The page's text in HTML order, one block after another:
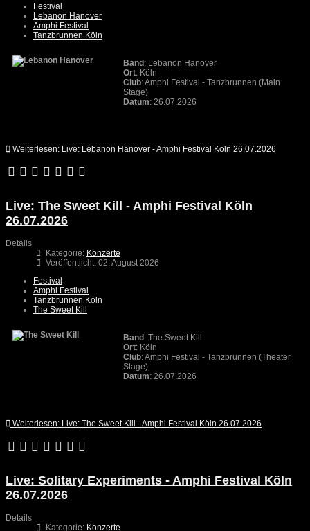
Festival
Lebanon Hanover
Amphi Festival
Tanzbrunnen Köln
Band : Lebanon Hanover
Ort: Köln
Club: Amphi Festival - Tanzbrunnen (Main
Stage)
Datum: 26.07.2026
Weiterlesen: Live: Lebanon Hanover - Amphi Festival Köln 26.07.2026
Live: The Sweet Kill - Amphi Festival Köln
26.07.2026
Details
Kategorie: Konzerte
Veröffentlicht: 02. August 2026
Festival
Amphi Festival
Tanzbrunnen Köln
The Sweet Kill
Band: The Sweet Kill
Ort: Köln
Club: Amphi Festival - Tanzbrunnen (Theater
Stage)
Datum: 26.07.2026
Weiterlesen: Live: The Sweet Kill - Amphi Festival Köln 26.07.2026
Live: Solitary Experiments - Amphi Festival Köln
26.07.2026
Details
Kategorie: Konzerte